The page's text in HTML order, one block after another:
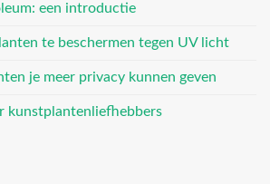
een introductie
te beschermen tegen UV licht
je meer privacy kunnen geven
kunstplantenliefhebbers